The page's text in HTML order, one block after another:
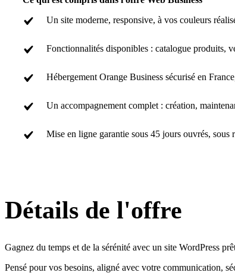
Un site moderne, responsive, à vos couleurs
Fonctionnalités disponibles : catalogue produits,
Hébergement Orange Business sécurisé en
Un accompagnement complet : création,
Mise en ligne garantie sous 45 jours ouvrés, sous
Détails de l'offre
Gagnez du temps et de la sérénité avec un site WordPress
Pensé pour vos besoins, aligné avec votre communication,